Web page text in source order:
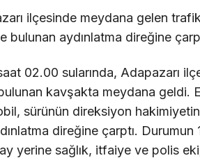
ilçesinde meydana gelen
bulunan aydınlatma direğine
02.00 sularında, Adapazarı
kavşakta meydana geldi.
sürünün direksiyon
direğine çarptı. Durumun
yerine sağlık, itfaiye ve polis